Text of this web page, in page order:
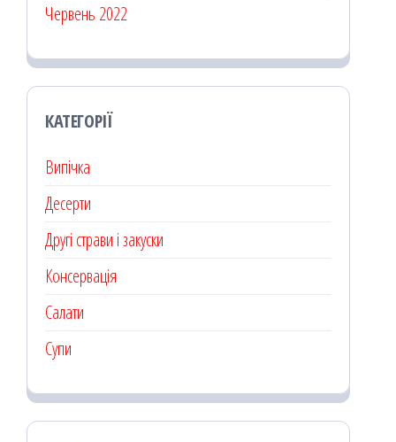
Червень 2022
КАТЕГОРІЇ
Випічка
Десерти
Другі страви і закуски
Консервація
Салати
Супи